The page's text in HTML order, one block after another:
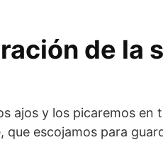
de la
ajos y los picaremos
que escojamos para